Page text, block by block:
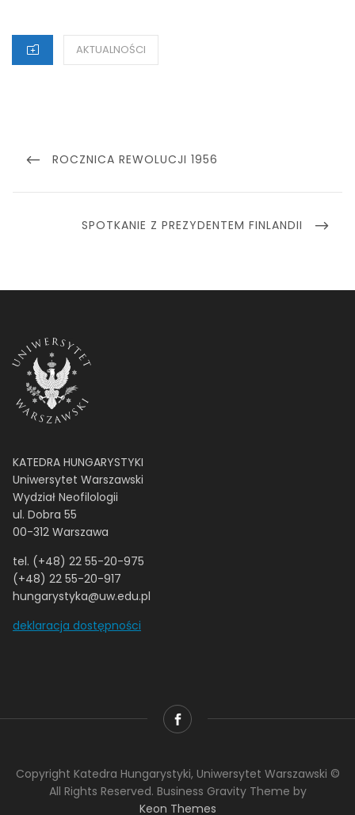
CATEGORIES
AKTUALNOŚCI
wpisuPREVIOUS
ROCZNICA REWOLUCJI 1956
NEXT
SPOTKANIE Z PREZYDENTEM FINLANDII
KATEDRA HUNGARYSTYKI
Uniwersytet Warszawski
Wydział Neofilologii
ul. Dobra 55
00-312 Warszawa
tel. (+48) 22 55-20-975
(+48) 22 55-20-917
hungarystyka@uw.edu.pl
deklaracja dostępności
Copyright Katedra Hungarystyki, Uniwersytet Warszawski ©
All Rights Reserved. Business Gravity Theme by
Keon Themes